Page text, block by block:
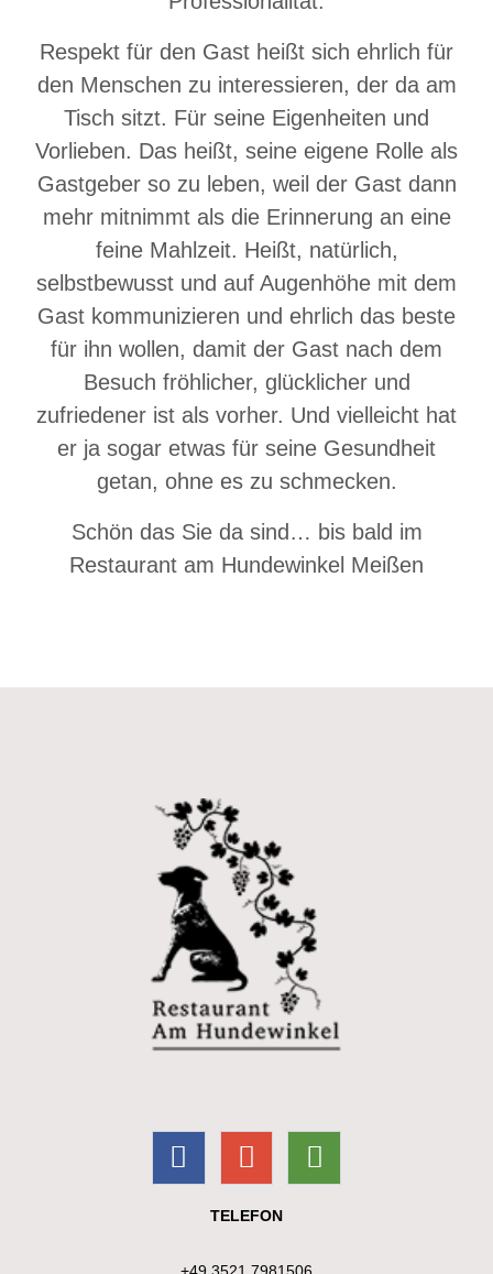
Respekt für den Gast heißt sich ehrlich für
den Menschen zu interessieren, der da am
Tisch sitzt. Für seine Eigenheiten und
Vorlieben. Das heißt, seine eigene Rolle als
Gastgeber so zu leben, weil der Gast dann
mehr mitnimmt als die Erinnerung an eine
feine Mahlzeit. Heißt, natürlich,
selbstbewusst und auf Augenhöhe mit dem
Gast kommunizieren und ehrlich das beste
für ihn wollen, damit der Gast nach dem
Besuch fröhlicher, glücklicher und
zufriedener ist als vorher. Und vielleicht hat
er ja sogar etwas für seine Gesundheit
getan, ohne es zu schmecken.
Schön das Sie da sind… bis bald im
Restaurant am Hundewinkel Meißen
TELEFON
+49 3521 7981506